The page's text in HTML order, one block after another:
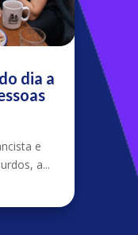
dia a
e
a...